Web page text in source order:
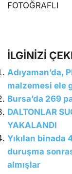
FOTOĞRAFLI
İLGİNİZİ
Adıyaman’da,
malzemesi ele
Bursa’da 269
DALTONLAR
YAKALANDI
Yıkılan binada
duruşma
almışlar